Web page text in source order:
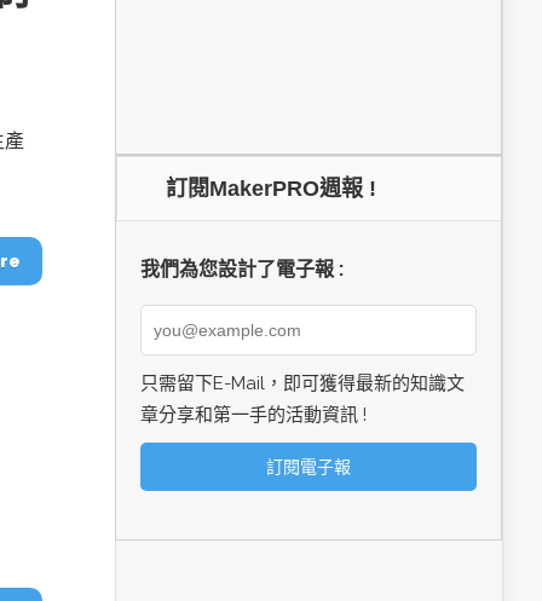
產
訂閱MakerPRO週報 !
我們為您設計了電子報 :
只需留下E-Mail，即可獲得最新的知識文
章分享和第一手的活動資訊 !